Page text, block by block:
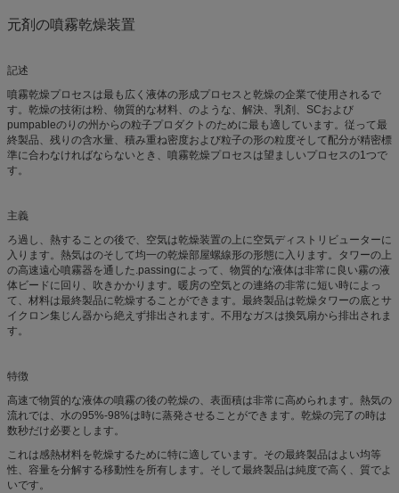
元剤の噴霧乾燥装置
記述
噴霧乾燥プロセスは最も広く液体の形成プロセスと乾燥の企業で使用されるで
す。乾燥の技術は粉、物質的な材料、のような、解決、乳剤、SCおよび
pumpableのりの州からの粒子プロダクトのために最も適しています。従って最
終製品、残りの含水量、積み重ね密度および粒子の形の粒度そして配分が精密標
準に合わなければならないとき、噴霧乾燥プロセスは望ましいプロセスの1つで
す。
主義
ろ過し、熱することの後で、空気は乾燥装置の上に空気ディストリビューターに
入ります。熱気はのそして均一の乾燥部屋螺線形の形態に入ります。タワーの上
の高速遠心噴霧器を通した.passingによって、物質的な液体は非常に良い霧の液
体ビードに回り、吹きかかります。暖房の空気との連絡の非常に短い時によっ
て、材料は最終製品に乾燥することができます。最終製品は乾燥タワーの底とサ
イクロン集じん器から絶えず排出されます。不用なガスは換気扇から排出されま
す。
特徴
高速で物質的な液体の噴霧の後の乾燥の、表面積は非常に高められます。熱気の
流れでは、水の95%-98%は時に蒸発させることができます。乾燥の完了の時は
数秒だけ必要とします。
これは感熱材料を乾燥するために特に適しています。その最終製品はよい均等
性、容量を分解する移動性を所有します。そして最終製品は純度で高く、質でよ
いです。